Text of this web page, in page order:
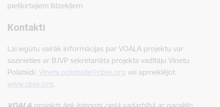
piešķirtajiem līdzekļiem
Kontakti
Lai iegūtu vairāk informācijas par VOALA projektu var
sazinieties ar BJVP sekretariāta projekta vadītāju Vinetu
Polatsidi: Vineta.polatside@cbss.org vai apmeklējot:
www.cbss.org.